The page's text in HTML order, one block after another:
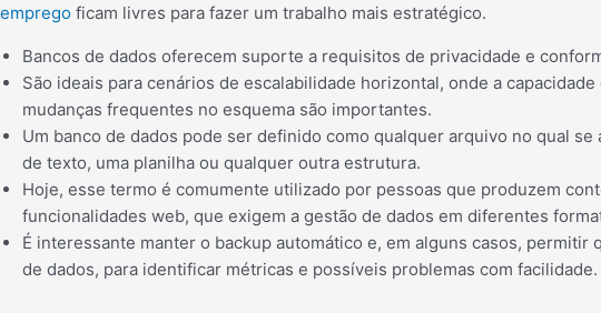
emprego ficam livres para fazer um trabalho mais estratégico.
Bancos de dados oferecem suporte a requisitos de privacidade e
São ideais para cenários de escalabilidade horizontal, onde a
mudanças frequentes no esquema são importantes.
Um banco de dados pode ser definido como qualquer arquivo no qual
de texto, uma planilha ou qualquer outra estrutura.
Hoje, esse termo é comumente utilizado por pessoas que produzem
funcionalidades web, que exigem a gestão de dados em diferentes
É interessante manter o backup automático e, em alguns casos,
de dados, para identificar métricas e possíveis problemas com facilidade.